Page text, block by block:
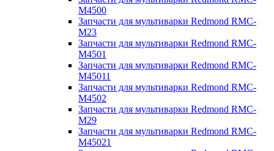
M4500
Запчасти для мультиварки Redmond RMC-
M23
Запчасти для мультиварки Redmond RMC-
M4501
Запчасти для мультиварки Redmond RMC-
M45011
Запчасти для мультиварки Redmond RMC-
M4502
Запчасти для мультиварки Redmond RMC-
M29
Запчасти для мультиварки Redmond RMC-
M45021